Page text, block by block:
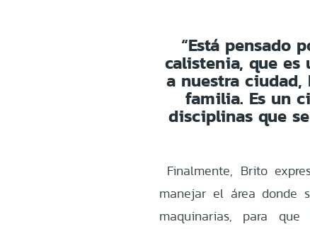
“Está pensado
calistenia, que es
a nuestra
familia. Es un
disciplinas que
Finalmente, Brito
manejar el área donde
maquinarias, para que